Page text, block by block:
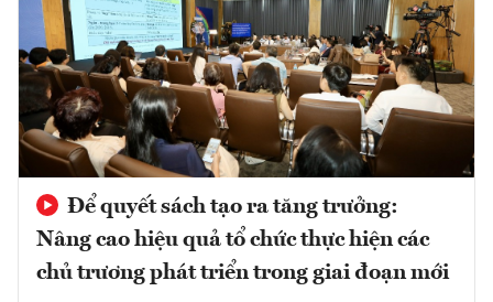
Để quyết sách tạo ra tăng trưởng:
Nâng cao hiệu quả tổ chức thực hiện các
chủ trương phát triển trong giai đoạn mới